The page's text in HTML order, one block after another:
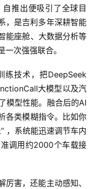
推出便吸引了全球目
，是吉利多年深耕智能
能座舱、大数据分析等
一次强强联合。
练技术，把DeepSeek
大模型以及汽
模型性能。融合后的AI
各类模糊指令。比如你
，系统能迅速调节车内
调用约2000个车载接
害，还能主动感知、